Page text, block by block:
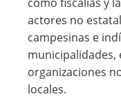
actores no
campesinas e
municipalidades,
organizaciones
locales.